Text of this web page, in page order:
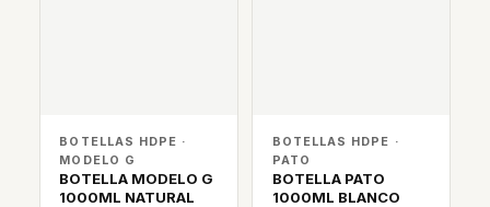
BOTELLAS HDPE ·
MODELO G
BOTELLA MODELO G
1000ML NATURAL
BOTELLAS HDPE ·
PATO
BOTELLA PATO
1000ML BLANCO